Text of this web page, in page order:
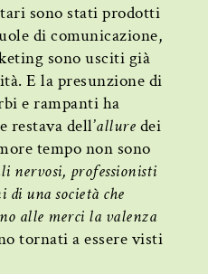
sono stati prodotti
di comunicazione,
sono usciti già
E la presunzione di
e rampanti ha
restava dell’allure dei
tempo non sono
nervosi, professionisti
di una società che
alle merci la valenza
tornati a essere visti